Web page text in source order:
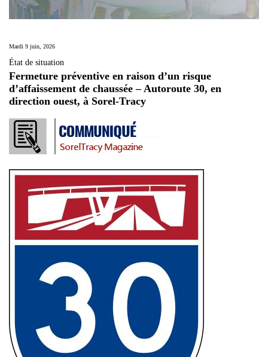
Mardi 9 juin, 2026
État de situation
Fermeture préventive en raison d’un risque
d’affaissement de chaussée – Autoroute 30, en
direction ouest, à Sorel-Tracy